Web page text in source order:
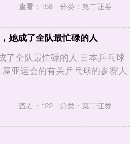
查看： 158 分类： 第二证券
她成了全队最忙碌的人
了全队最忙碌的人 日本乒乓球
亚运会的有关乒乓球的参赛人
查看： 122 分类： 第二证券